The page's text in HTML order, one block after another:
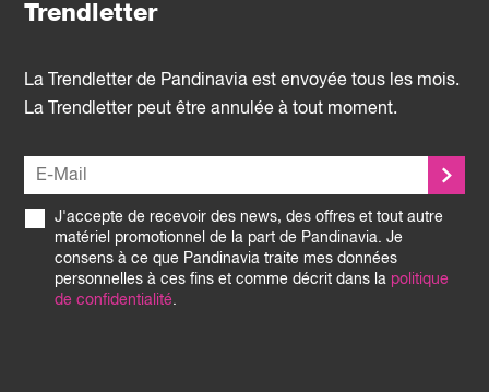
Trendletter
La Trendletter de Pandinavia est envoyée tous les mois.
La Trendletter peut être annulée à tout moment.
J'accepte de recevoir des news, des offres et tout autre
matériel promotionnel de la part de Pandinavia. Je
consens à ce que Pandinavia traite mes données
personnelles à ces fins et comme décrit dans la politique
de confidentialité.